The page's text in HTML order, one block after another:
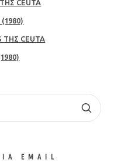
CEUTA
(1980)
ΤΗΣ CEUTA
EMAIL